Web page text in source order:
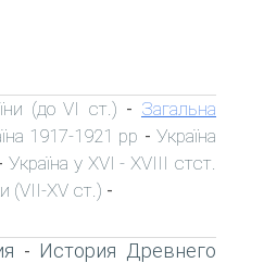
(до VI ст.) - Загальна
1917-1921 рр -Україна
Україна у XVI - XVIII стст.
(VII-XV ст.) -
- История Древнего